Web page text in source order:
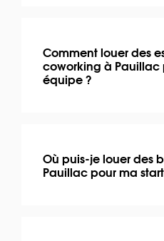
Comment louer des
coworking à Pauillac
équipe ?
Où puis-je louer des
Pauillac pour ma